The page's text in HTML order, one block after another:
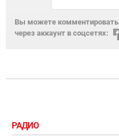
Вы можете комментировать
через аккаунт в соцсетях:
РАДИО